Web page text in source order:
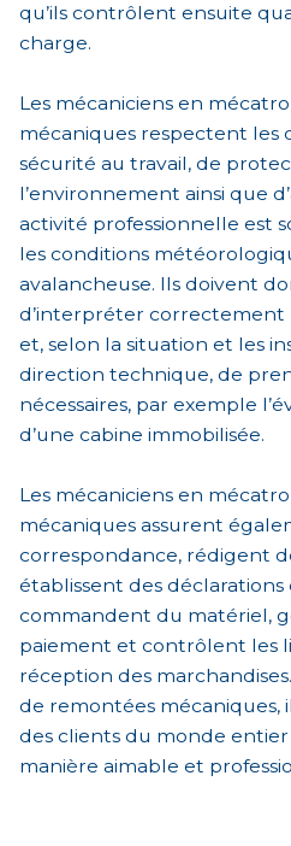
qu’ils contrôlent ensuite
charge.
Les mécaniciens en
mécaniques respectent les
sécurité au travail, de
l’environnement ainsi que
activité professionnelle est
les conditions
avalancheuse. Ils doivent
d’interpréter correctement
et, selon la situation et les
direction technique, de
nécessaires, par exemple
d’une cabine immobilisée.
Les mécaniciens en
mécaniques assurent
correspondance, rédigent
établissent des déclarations
commandent du matériel,
paiement et contrôlent les
réception des
de remontées mécaniques,
des clients du monde
manière aimable et